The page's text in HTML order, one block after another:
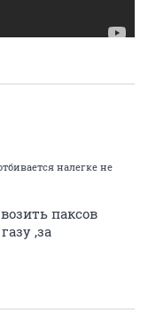
налегке не
паксов
,за